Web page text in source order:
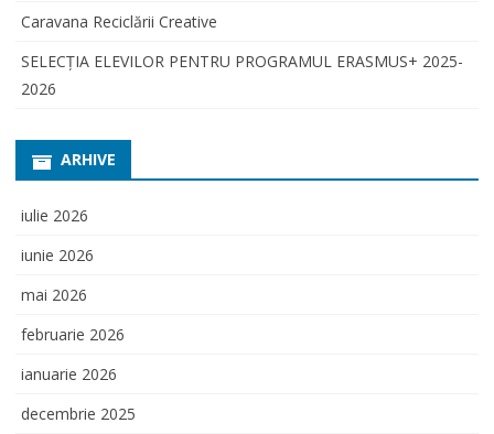
Caravana Reciclării Creative
SELECŢIA ELEVILOR PENTRU PROGRAMUL ERASMUS+ 2025-
2026
ARHIVE
iulie 2026
iunie 2026
mai 2026
februarie 2026
ianuarie 2026
decembrie 2025